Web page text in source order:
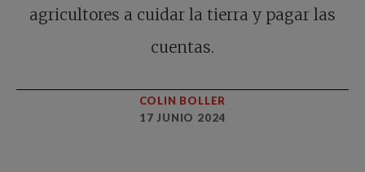
agricultores a cuidar la tierra y pagar las
cuentas.
COLIN BOLLER
17 JUNIO 2024